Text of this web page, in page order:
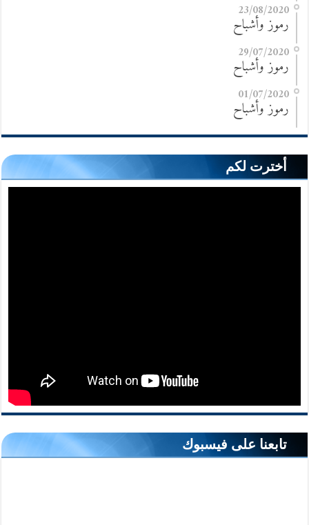
23/08/2020
رموز وأشباح
29/07/2020
رموز وأشباح
01/07/2020
رموز وأشباح
أخترت لكم
تابعنا على فيسبوك